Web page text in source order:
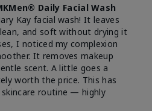
Daily Facial Wash
Kay facial wash! It leaves
and soft without drying it
I noticed my complexion
It removes makeup
scent. A little goes a
worth the price. This has
routine — highly